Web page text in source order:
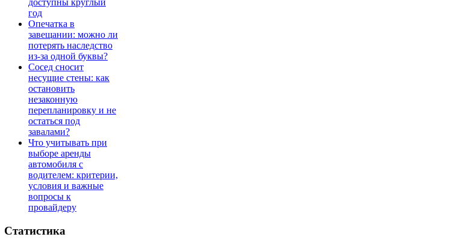
доступны круглый
год
Опечатка в
завещании: можно ли
потерять наследство
из-за одной буквы?
Сосед сносит
несущие стены: как
остановить
незаконную
перепланировку и не
остаться под
завалами?
Что учитывать при
выборе аренды
автомобиля с
водителем: критерии,
условия и важные
вопросы к
провайдеру
Статистика